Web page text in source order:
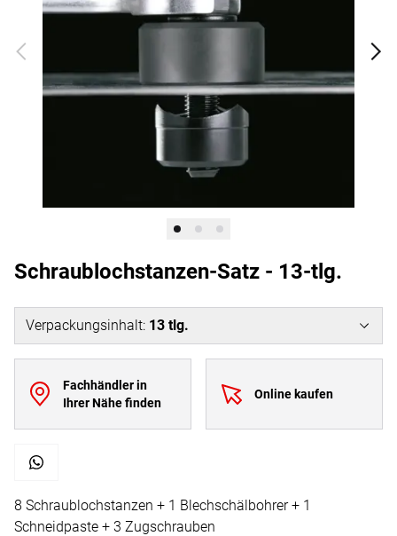
Schraublochstanzen-Satz - 13-tlg.
Verpackungsinhalt: 13 tlg.
Fachhändler in
Ihrer Nähe finden
Online kaufen
8 Schraublochstanzen + 1 Blechschälbohrer + 1
Schneidpaste + 3 Zugschrauben